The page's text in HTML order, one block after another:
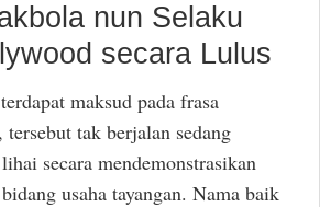
nun Selaku
secara Lulus
maksud pada frasa
tak berjalan sedang
secara mendemonstrasikan
usaha tayangan. Nama baik